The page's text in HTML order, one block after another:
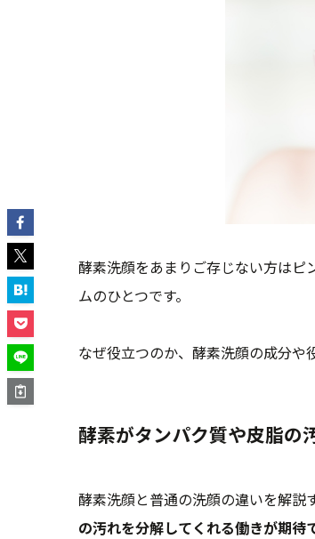
酵素洗顔をあまりご存じない方はピ
ムのひとつです。
なぜ役立つのか、酵素洗顔の成分や
酵素がタンパク質や皮脂の
酵素洗顔と普通の洗顔の違いを解説
の汚れを分解してくれる働きが期待